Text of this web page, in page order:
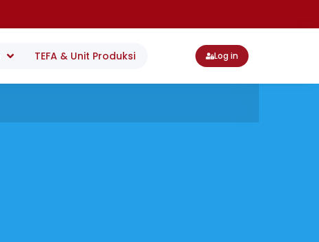
TEFA & Unit Produksi Log in